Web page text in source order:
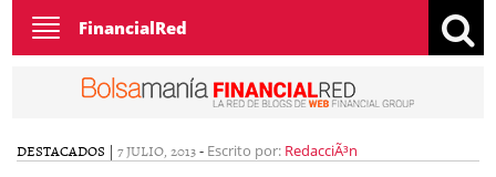
Toggle
navigation
FinancialRed
DESTACADOS | 7 JULIO, 2013- Escrito por: RedacciÃ³n